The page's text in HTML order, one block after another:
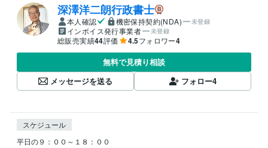
深澤洋二朗行政書士
本人確認 機密保持契約(NDA) 未登録
インボイス発行事業者 未登録
総販売実績44評価 4.5フォロワー4
無料で見積り相談
メッセージを送る
フォロー4
スケジュール
平日の９：００～１８：００